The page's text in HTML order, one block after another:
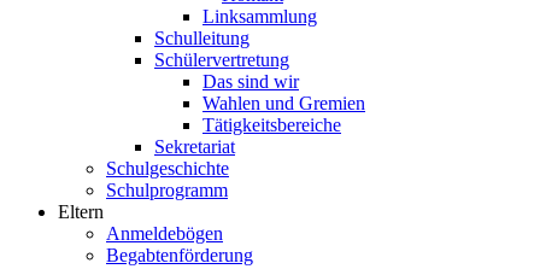
Linksammlung
Schulleitung
Schülervertretung
Das sind wir
Wahlen und Gremien
Tätigkeitsbereiche
Sekretariat
Schulgeschichte
Schulprogramm
Eltern
Anmeldebögen
Begabtenförderung